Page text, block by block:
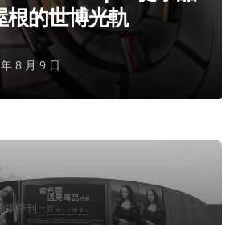
根的世博光軌
8 月 9 日
學季刊